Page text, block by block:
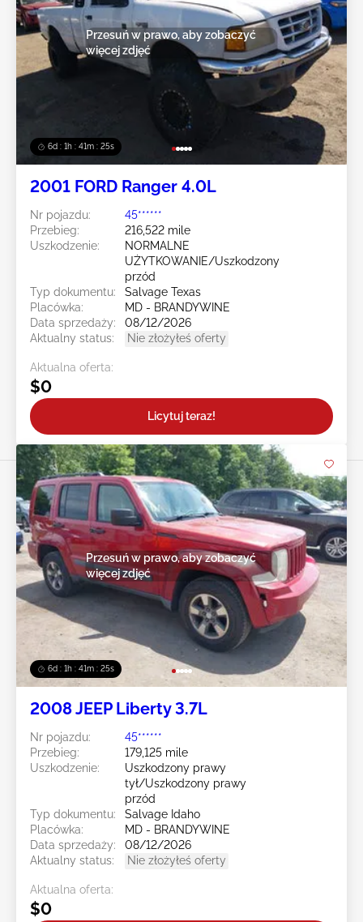
6d : 1h : 41m : 23s
Przesuń w prawo, aby zobaczyć
więcej zdjęć
2001 FORD Ranger 4.0L
Nr pojazdu:
45******
Przebieg:
216,522 mile
Uszkodzenie:
NORMALNE
UŻYTKOWANIE/Uszkodzony
przód
Typ dokumentu:
Salvage Texas
Placówka:
MD - BRANDYWINE
Data sprzedaży:
08/12/2026
Aktualny status:
Nie złożyłeś oferty
Aktualna oferta:
$0
Licytuj teraz!
6d : 1h : 41m : 23s
Przesuń w prawo, aby zobaczyć
więcej zdjęć
2008 JEEP Liberty 3.7L
Nr pojazdu:
45******
Przebieg:
179,125 mile
Uszkodzenie:
Uszkodzony prawy
tył/Uszkodzony prawy
przód
Typ dokumentu:
Salvage Idaho
Placówka:
MD - BRANDYWINE
Data sprzedaży:
08/12/2026
Aktualny status:
Nie złożyłeś oferty
Aktualna oferta:
$0